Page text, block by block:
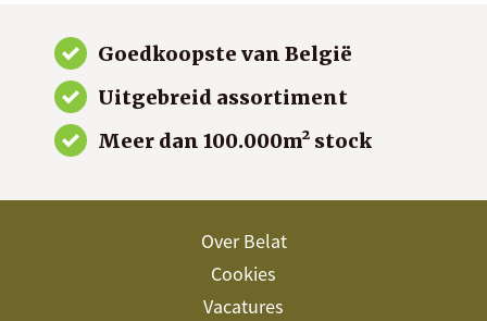
Goedkoopste van België
Uitgebreid assortiment
Meer dan 100.000m² stock
Over Belat
Cookies
Vacatures